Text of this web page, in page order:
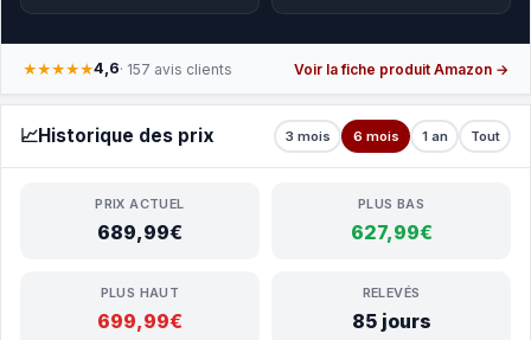
★★★★★4,6· 157 avis clients Voir la fiche produit Amazon →
📈Historique des prix 3 mois 6 mois 1 an Tout
PRIX ACTUEL
689,99€
PLUS BAS
627,99€
PLUS HAUT
699,99€
RELEVÉS
85 jours